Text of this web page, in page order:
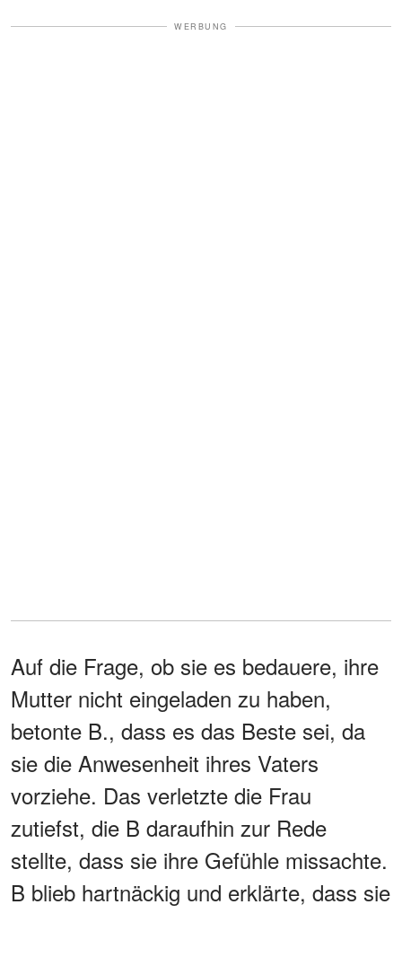
WERBUNG
Auf die Frage, ob sie es bedauere, ihre
Mutter nicht eingeladen zu haben,
betonte B., dass es das Beste sei, da
sie die Anwesenheit ihres Vaters
vorziehe. Das verletzte die Frau
zutiefst, die B daraufhin zur Rede
stellte, dass sie ihre Gefühle missachte.
B blieb hartnäckig und erklärte, dass sie